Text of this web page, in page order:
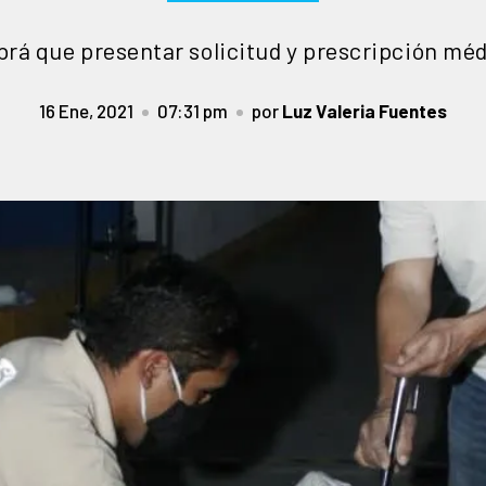
que presentar solicitud y prescripción
16 Ene, 2021 07:31 pm por Luz Valeria Fuentes